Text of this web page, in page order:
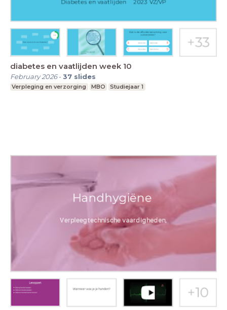
diabetes en vaatlijden week 10
February 2026-37 slides
Verpleging en verzorging MBO Studiejaar 1